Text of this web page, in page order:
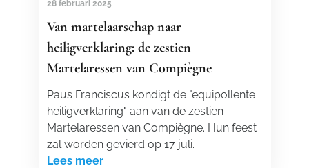
28 februari 2025
Van martelaarschap naar
heiligverklaring: de zestien
Martelaressen van Compiègne
Paus Franciscus kondigt de "equipollente
heiligverklaring" aan van de zestien
Martelaressen van Compiègne. Hun feest
zal worden gevierd op 17 juli.
Lees meer